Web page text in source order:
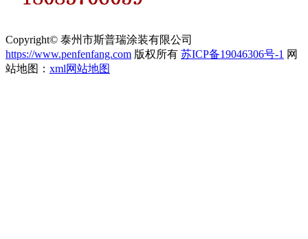
Copyright© 泰州市斯普瑞涂装有限公司
https://www.penfenfang.com 版权所有 苏ICP备19046306号-1 网
站地图： xml网站地图